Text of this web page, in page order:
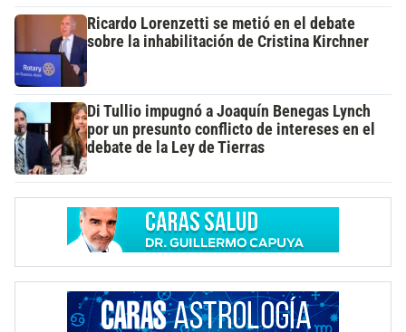
Ricardo Lorenzetti se metió en el debate
sobre la inhabilitación de Cristina Kirchner
Di Tullio impugnó a Joaquín Benegas Lynch
por un presunto conflicto de intereses en el
debate de la Ley de Tierras